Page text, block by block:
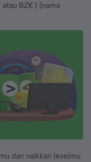
BZK | (nama
dan naikkan levelmu